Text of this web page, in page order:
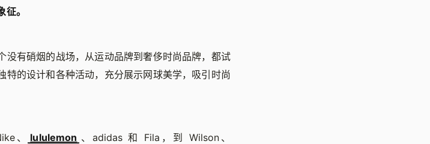
。
没有硝烟的战场，从运动品牌到奢侈时尚品牌，都试
特的设计和各种活动，充分展示网球美学，吸引时尚
、 lululemon 、adidas 和 Fila，到 Wilson、